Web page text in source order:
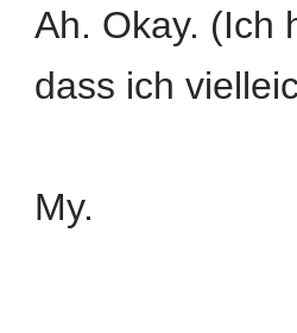
Ah. Okay. (Ich
dass ich
My.